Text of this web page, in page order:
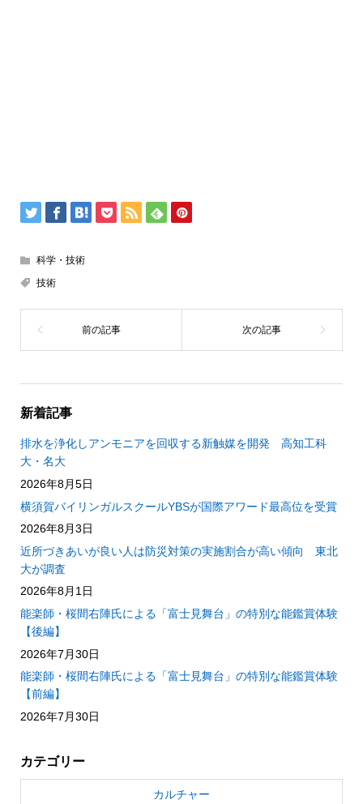
科学・技術
技術
新着記事
排水を浄化しアンモニアを回収する新触媒を開発 高知工科
大・名大
2026年8月5日
横須賀バイリンガルスクールYBSが国際アワード最高位を受賞
2026年8月3日
近所づきあいが良い人は防災対策の実施割合が高い傾向 東北
大が調査
2026年8月1日
能楽師・桜間右陣氏による「富士見舞台」の特別な能鑑賞体験
【後編】
2026年7月30日
能楽師・桜間右陣氏による「富士見舞台」の特別な能鑑賞体験
【前編】
2026年7月30日
カテゴリー
カルチャー